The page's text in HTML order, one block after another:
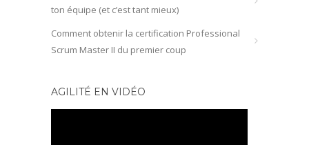
ton équipe (et c’est tant mieux)
Comment obtenir la certification Professional
Scrum Master II du premier coup
AGILITÉ EN VIDÉO